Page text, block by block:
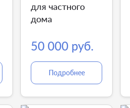
для частного
дома
50 000 руб.
Подробнее